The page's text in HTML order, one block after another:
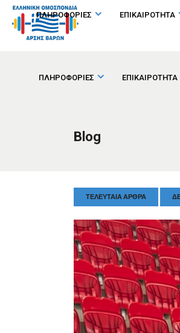
ΠΛΗΡΟΦΟΡΙΕΣ ΕΠΙΚΑΙΡΟΤΗΤΑ
ΠΛΗΡΟΦΟΡΙΕΣ ΕΠΙΚΑΙΡΟΤΗΤΑ
Blog
ΤΕΛΕΥΤΑΊΑ ΆΡΘΡΑ